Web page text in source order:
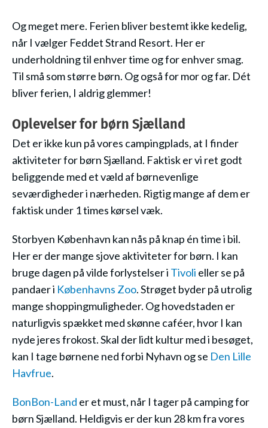
Og meget mere. Ferien bliver bestemt ikke kedelig,
når I vælger Feddet Strand Resort. Her er
underholdning til enhver time og for enhver smag.
Til små som større børn. Og også for mor og far. Dét
bliver ferien, I aldrig glemmer!
Oplevelser for børn Sjælland
Det er ikke kun på vores campingplads, at I finder
aktiviteter for børn Sjælland. Faktisk er vi ret godt
beliggende med et væld af børnevenlige
seværdigheder i nærheden. Rigtig mange af dem er
faktisk under 1 times kørsel væk.
Storbyen København kan nås på knap én time i bil.
Her er der mange sjove aktiviteter for børn. I kan
bruge dagen på vilde forlystelser i Tivoli eller se på
pandaer i Københavns Zoo. Strøget byder på utrolig
mange shoppingmuligheder. Og hovedstaden er
naturligvis spækket med skønne caféer, hvor I kan
nyde jeres frokost. Skal der lidt kultur med i besøget,
kan I tage børnene ned forbi Nyhavn og se Den Lille
Havfrue.
BonBon-Land er et must, når I tager på camping for
børn Sjælland. Heldigvis er der kun 28 km fra vores